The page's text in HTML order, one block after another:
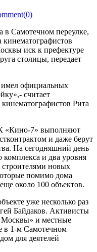
в Самотечном переулке,
иск к префектуре
столицы, передает
официальных
считает
Рита
«Кино-7» выполняют
и даже берут
На сегодняшний день
комплекса и два уровня
строителями новых
помимо дома
около 100 объектов.
уже несколько раз
Байдаков. Активисты
Москвы» и местные
в 1-м Самотечном
для деятелей